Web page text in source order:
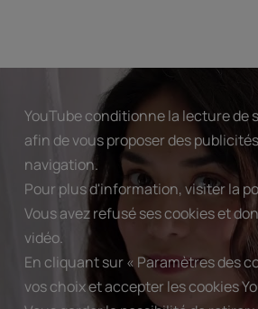
YouTube conditionne la lecture de
afin de vous proposer des
navigation.
Pour plus d'information, visiter la
Vous avez refusé ses cookies et
vidéo.
En cliquant sur « Paramètres des
vos choix et accepter les cookies